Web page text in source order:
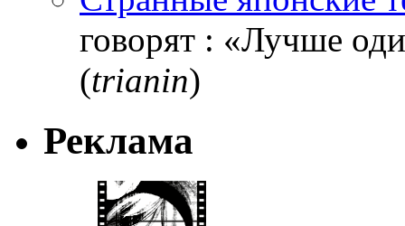
говорят : «Лучше
(trianin)
Реклама